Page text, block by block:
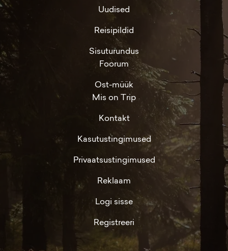
Uudised
Reisipildid
Sisuturundus
Foorum
Ost-müük
Mis on Trip
Kontakt
Kasutustingimused
Privaatsustingimused
Reklaam
Logi sisse
Registreeri